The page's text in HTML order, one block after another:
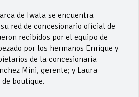
de Iwata se encuentra
red de concesionario oficial de
recibidos por el equipo de
por los hermanos Enrique y
de la concesionaria
Mini, gerente; y Laura
de boutique.